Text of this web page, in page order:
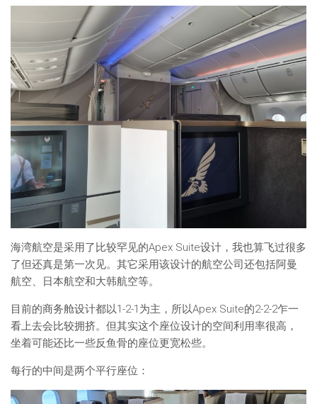
海湾航空是采用了比较罕见的Apex Suite设计，我也算飞过很多
了但还真是第一次见。其它采用该设计的航空公司还包括阿曼
航空、日本航空和大韩航空等。
目前的商务舱设计都以1-2-1为主，所以Apex Suite的2-2-2乍一
看上去会比较拥挤。但其实这个座位设计的空间利用率很高，
坐着可能还比一些反鱼骨的座位更宽松些。
每行的中间是两个平行座位：